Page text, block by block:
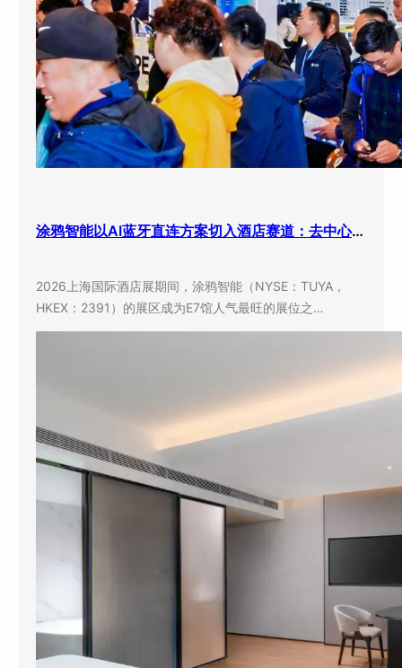
涂鸦智能以AI蓝牙直连方案切入酒店赛道：去中心化架构破解智能化改造三大痛点
2026上海国际酒店展期间，涂鸦智能（NYSE：TUYA，
HKEX：2391）的展区成为E7馆人气最旺的展位之…